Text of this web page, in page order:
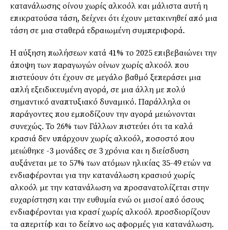
κατανάλωσης οίνου χωρίς αλκοόλ και μάλιστα αυτή η
επικρατούσα τάση, δείχνει ότι έχουν μετακινηθεί από μια
τάση σε μια σταθερά εδραιωμένη συμπεριφορά.
Η αύξηση πωλήσεων κατά 41% το 2025 επιβεβαιώνει την
άποψη των παραγωγών οίνων χωρίς αλκοόλ που
πιστεύουν ότι έχουν σε μεγάλο βαθμό ξεπεράσει μια
απλή εξειδικευμένη αγορά, σε μια άλλη με πολύ
σημαντικό αναπτυξιακό δυναμικό. Παράλληλα οι
παράγοντες που εμποδίζουν την αγορά μειώνονται
συνεχώς. Το 26% των Γάλλων πιστεύει ότι τα καλά
κρασιά δεν υπάρχουν χωρίς αλκοόλ, ποσοστό που
μειώθηκε -3 μονάδες σε 3 χρόνια και η διείσδυση
αυξάνεται με το 57% των ατόμων ηλικίας 35-49 ετών να
ενδιαφέρονται για την κατανάλωση κρασιού χωρίς
αλκοόλ με την κατανάλωση να προσανατολίζεται στην
ευχαρίστηση και την ευθυμία ενώ οι μισοί από όσους
ενδιαφέρονται για κρασί χωρίς αλκοόλ προσδιορίζουν
τα απεριτίφ και το δείπνο ως αφορμές για κατανάλωση.